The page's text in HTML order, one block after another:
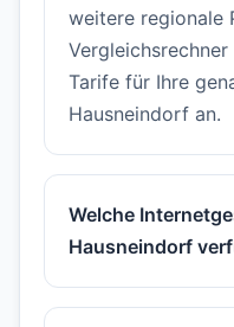
weitere regionale
Tarife für Ihre
Hausneindorf an.
Welche
Hausneindorf